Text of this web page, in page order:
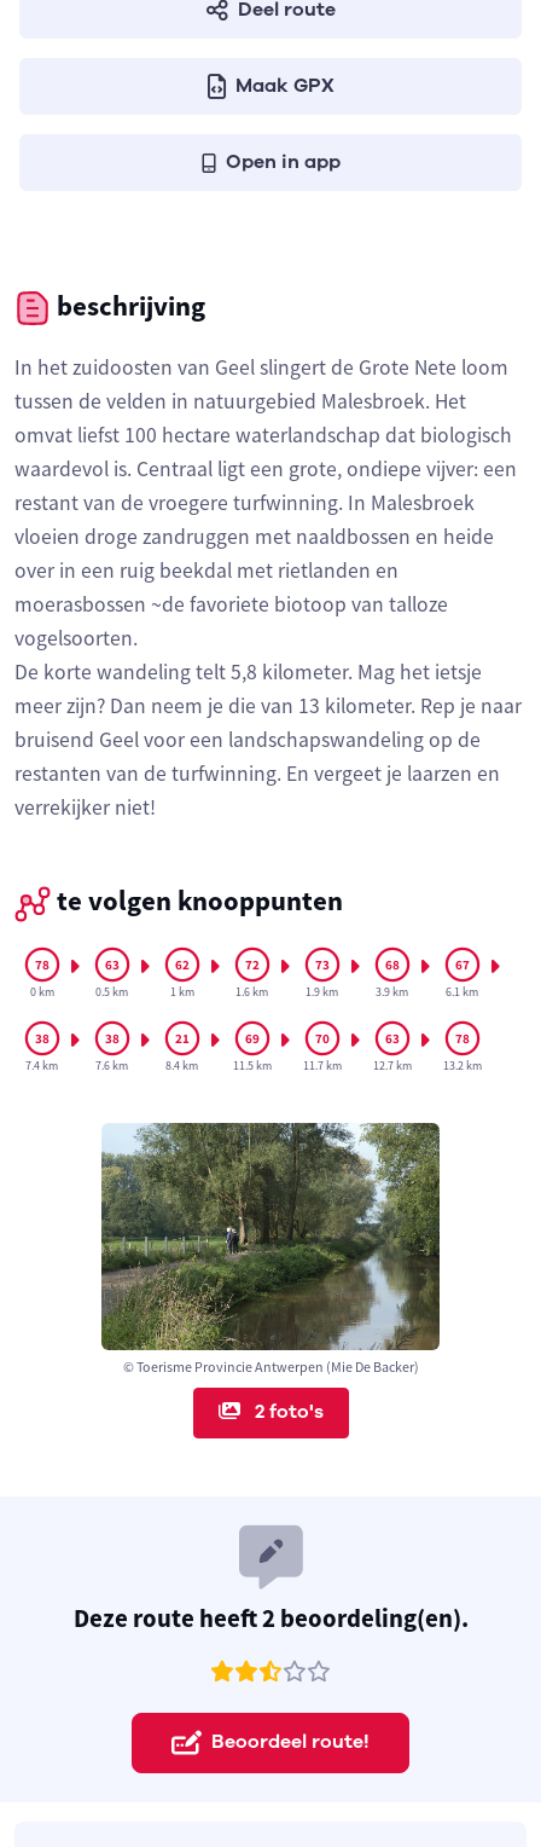
Deel route
Maak GPX
Open in app
© Toerisme Provincie Antwerpen (Mie De Backer)
2 foto's
beschrijving
In het zuidoosten van Geel slingert de Grote Nete loom
tussen de velden in natuurgebied Malesbroek. Het
omvat liefst 100 hectare waterlandschap dat biologisch
waardevol is. Centraal ligt een grote, ondiepe vijver: een
restant van de vroegere turfwinning. In Malesbroek
vloeien droge zandruggen met naaldbossen en heide
over in een ruig beekdal met rietlanden en
moerasbossen ~de favoriete biotoop van talloze
vogelsoorten.
De korte wandeling telt 5,8 kilometer. Mag het ietsje
meer zijn? Dan neem je die van 13 kilometer. Rep je naar
bruisend Geel voor een landschapswandeling op de
restanten van de turfwinning. En vergeet je laarzen en
verrekijker niet!
te volgen knooppunten
0 km 0.5 km 1 km 1.6 km 1.9 km 3.9 km 6.1 km
7.4 km 7.6 km 8.4 km 11.5 km 11.7 km 12.7 km 13.2 km
Deze route heeft 2 beoordeling(en).
Beoordeel route!